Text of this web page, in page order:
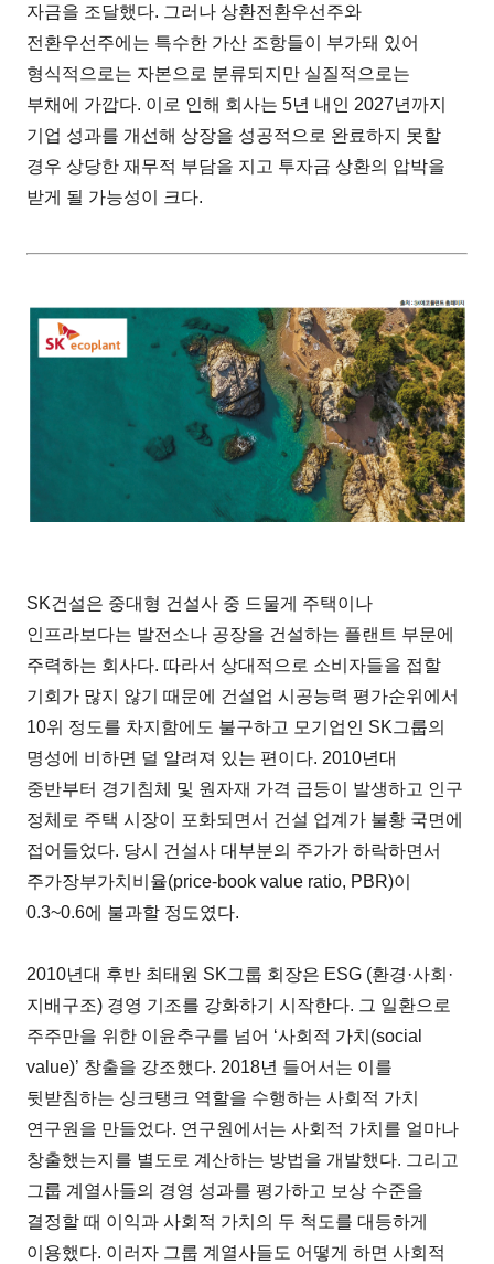
자금을 조달했다. 그러나 상환전환우선주와
전환우선주에는 특수한 가산 조항들이 부가돼 있어
형식적으로는 자본으로 분류되지만 실질적으로는
부채에 가깝다. 이로 인해 회사는 5년 내인 2027년까지
기업 성과를 개선해 상장을 성공적으로 완료하지 못할
경우 상당한 재무적 부담을 지고 투자금 상환의 압박을
받게 될 가능성이 크다.
SK건설은 중대형 건설사 중 드물게 주택이나
인프라보다는 발전소나 공장을 건설하는 플랜트 부문에
주력하는 회사다. 따라서 상대적으로 소비자들을 접할
기회가 많지 않기 때문에 건설업 시공능력 평가순위에서
10위 정도를 차지함에도 불구하고 모기업인 SK그룹의
명성에 비하면 덜 알려져 있는 편이다. 2010년대
중반부터 경기침체 및 원자재 가격 급등이 발생하고 인구
정체로 주택 시장이 포화되면서 건설 업계가 불황 국면에
접어들었다. 당시 건설사 대부분의 주가가 하락하면서
주가장부가치비율(price-book value ratio, PBR)이
0.3~0.6에 불과할 정도였다.
2010년대 후반 최태원 SK그룹 회장은 ESG (환경·사회·
지배구조) 경영 기조를 강화하기 시작한다. 그 일환으로
주주만을 위한 이윤추구를 넘어 ‘사회적 가치(social
value)’ 창출을 강조했다. 2018년 들어서는 이를
뒷받침하는 싱크탱크 역할을 수행하는 사회적 가치
연구원을 만들었다. 연구원에서는 사회적 가치를 얼마나
창출했는지를 별도로 계산하는 방법을 개발했다. 그리고
그룹 계열사들의 경영 성과를 평가하고 보상 수준을
결정할 때 이익과 사회적 가치의 두 척도를 대등하게
이용했다. 이러자 그룹 계열사들도 어떻게 하면 사회적